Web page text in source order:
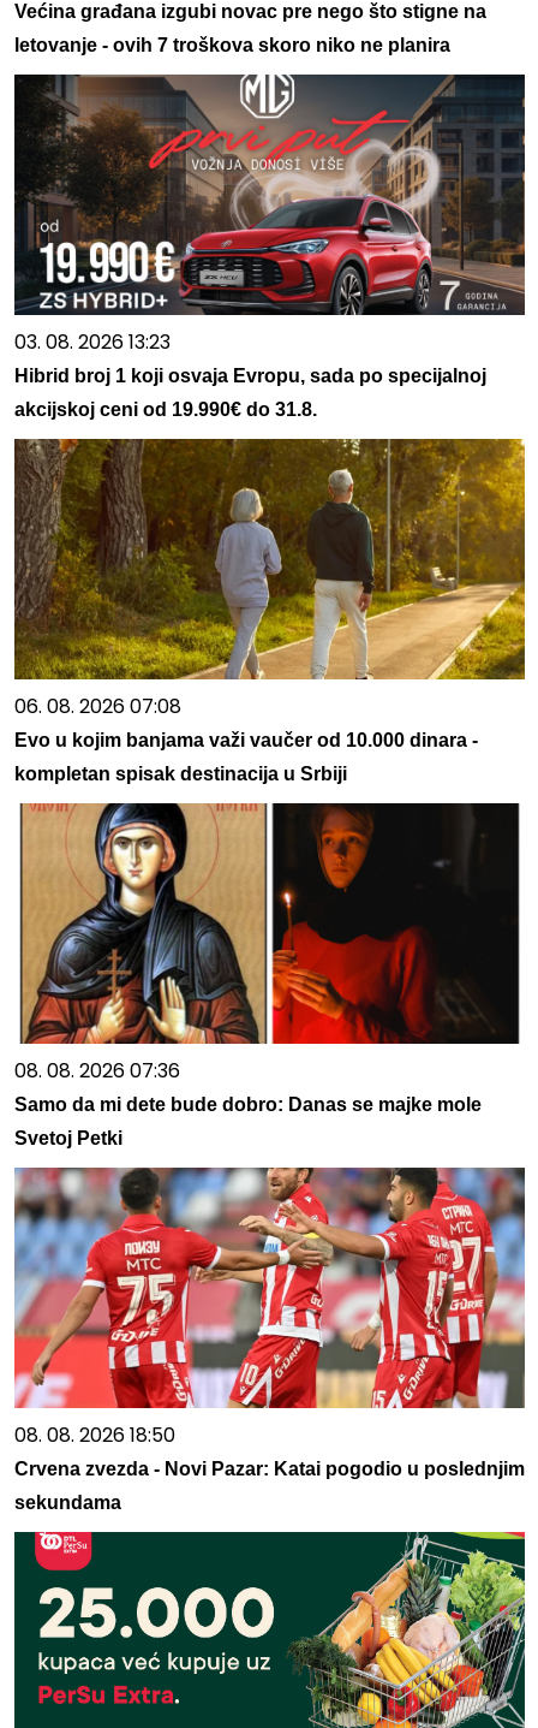
Većina građana izgubi novac pre nego što stigne na
letovanje - ovih 7 troškova skoro niko ne planira
03. 08. 2026 13:23
Hibrid broj 1 koji osvaja Evropu, sada po specijalnoj
akcijskoj ceni od 19.990€ do 31.8.
06. 08. 2026 07:08
Evo u kojim banjama važi vaučer od 10.000 dinara -
kompletan spisak destinacija u Srbiji
08. 08. 2026 07:36
Samo da mi dete bude dobro: Danas se majke mole
Svetoj Petki
08. 08. 2026 18:50
Crvena zvezda - Novi Pazar: Katai pogodio u poslednjim
sekundama